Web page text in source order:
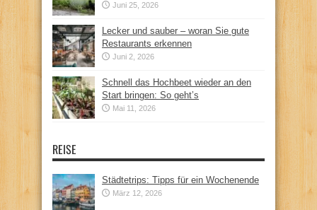
Juni 25, 2026
Lecker und sauber – woran Sie gute
Restaurants erkennen
Juni 2, 2026
Schnell das Hochbeet wieder an den
Start bringen: So geht’s
Mai 11, 2026
REISE
Städtetrips: Tipps für ein Wochenende
März 12, 2026